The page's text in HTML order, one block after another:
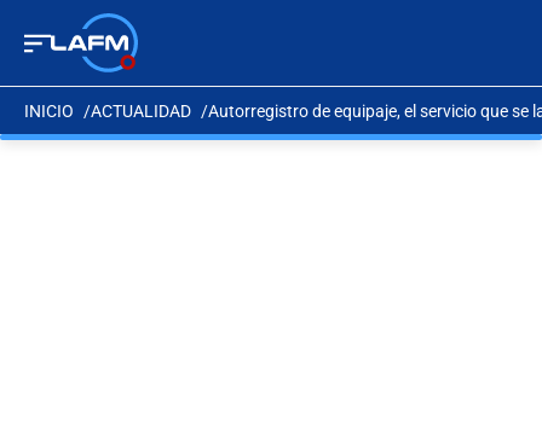
INICIO ACTUALIDAD Autorregistro de equipaje, el servicio que se